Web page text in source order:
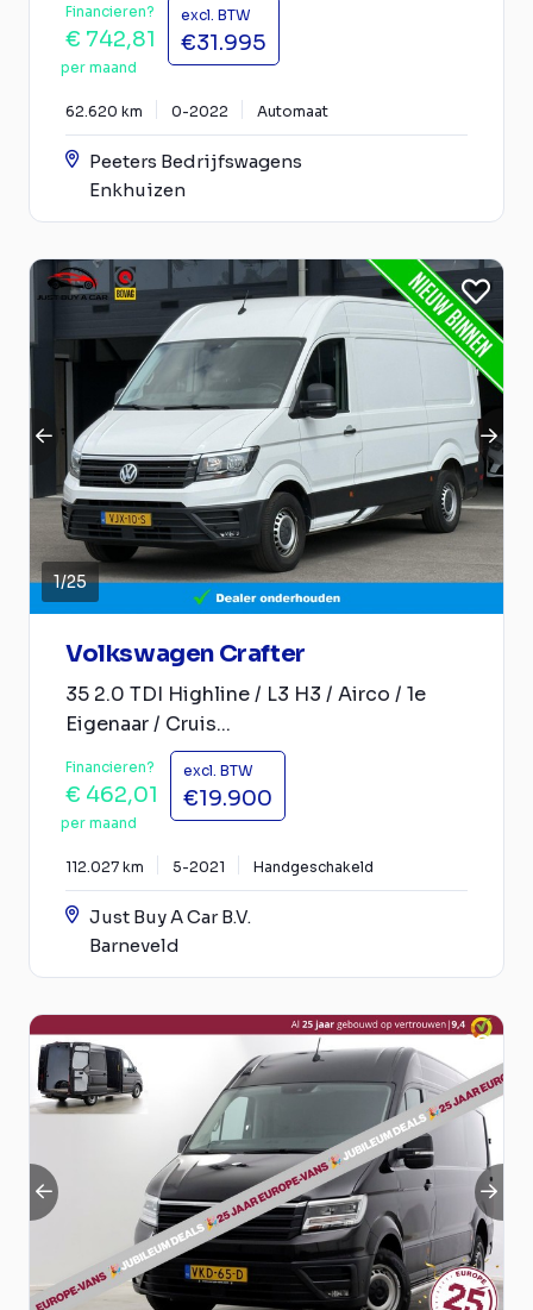
Financieren?
€ 742,81
per maand
excl. BTW
€31.995
62.620 km 0-2022 Automaat
Peeters Bedrijfswagens
Enkhuizen
1/25
Volkswagen Crafter
35 2.0 TDI Highline / L3 H3 / Airco / 1e
Eigenaar / Cruis...
Financieren?
€ 462,01
per maand
excl. BTW
€19.900
112.027 km 5-2021 Handgeschakeld
Just Buy A Car B.V.
Barneveld